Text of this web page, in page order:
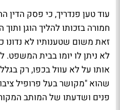
עוד טען פנדריך, כי פסק הדין
חמורה בזכותו להליך הוגן
זאת משום שטענותיו לא נדונו
לא ניתן לו יומו בבית
אותו על לא עוול בכפו, רק
שהוא "מקושר בעל פרופיל
פנים ושדעתו של המותב